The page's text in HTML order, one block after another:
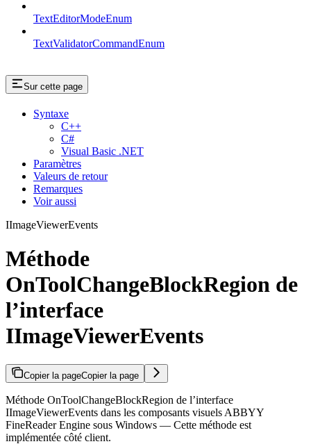
TextEditorModeEnum
TextValidatorCommandEnum
Sur cette page
Syntaxe
C++
C#
Visual Basic .NET
Paramètres
Valeurs de retour
Remarques
Voir aussi
IImageViewerEvents
Méthode
OnToolChangeBlockRegion de
l’interface
IImageViewerEvents
Copier la pageCopier la page
Méthode OnToolChangeBlockRegion de l’interface
IImageViewerEvents dans les composants visuels ABBYY
FineReader Engine sous Windows — Cette méthode est
implémentée côté client.